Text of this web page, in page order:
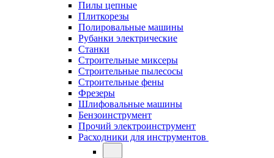
Пилы цепные
Плиткорезы
Полировальные машины
Рубанки электрические
Станки
Строительные миксеры
Строительные пылесосы
Строительные фены
Фрезеры
Шлифовальные машины
Бензоинструмент
Прочий электроинструмент
Расходники для инструментов